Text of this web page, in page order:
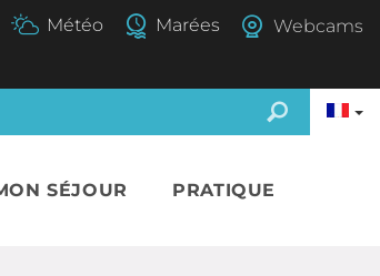
Webcams
SÉJOUR PRATIQUE